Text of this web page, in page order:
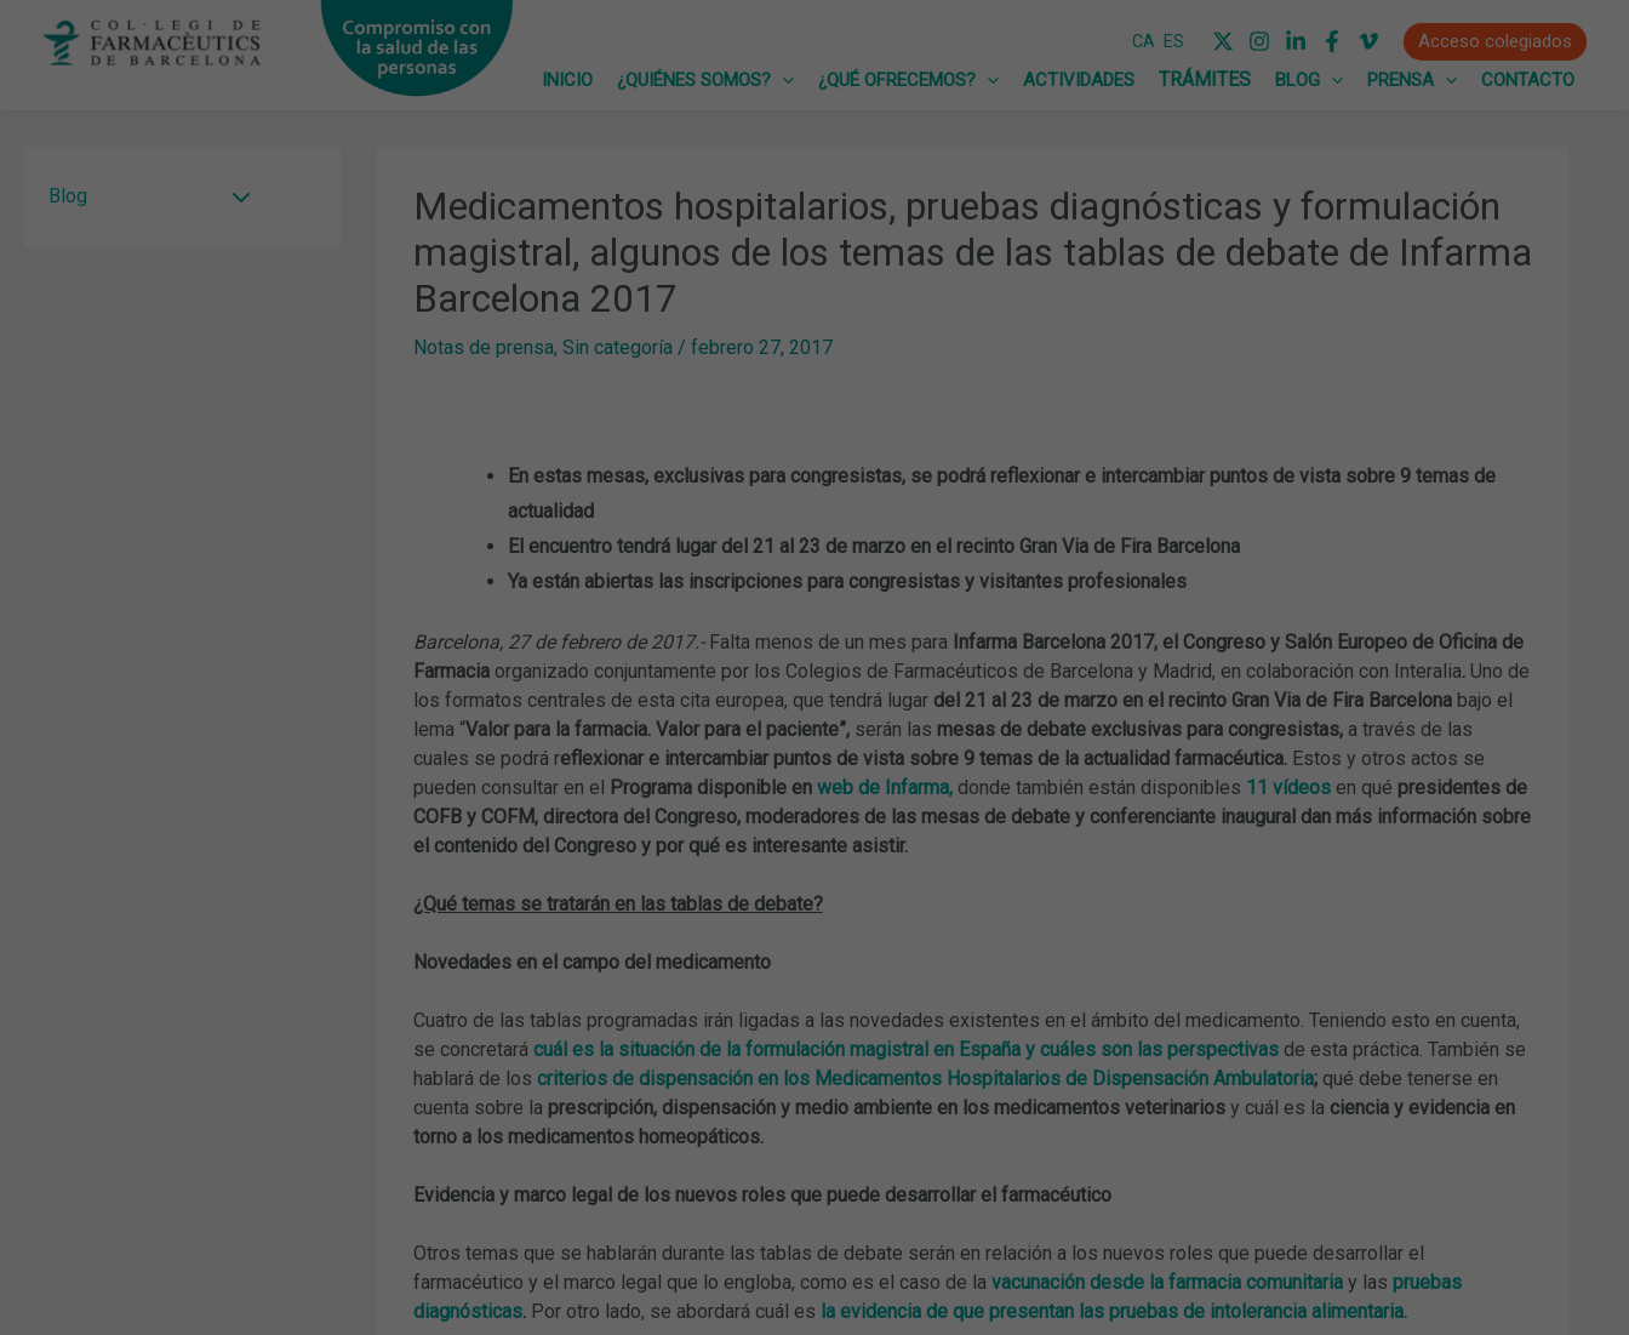
CA ES
Acceso colegiados
INICIO
¿QUIÉNES SOMOS? ¿QUÉ OFRECEMOS? ACTIVIDADES BLOG PRENSA CONTACTO
Blog
Medicamentos hospitalarios, pruebas diagnósticas y formulación
magistral, algunos de los temas de las tablas de debate de Infarma
Barcelona 2017
Notas de prensa, Sin categoría/ febrero 27, 2017
En estas mesas, exclusivas para congresistas, se podrá reflexionar e intercambiar puntos de vista sobre 9 temas de
actualidad
El encuentro tendrá lugar del 21 al 23 de marzo en el recinto Gran Via de Fira Barcelona
Ya están abiertas las inscripciones para congresistas y visitantes profesionales
Barcelona, 27 de febrero de 2017.- Falta menos de un mes para Infarma Barcelona 2017, el Congreso y Salón Europeo de Oficina de
Farmacia organizado conjuntamente por los Colegios de Farmacéuticos de Barcelona y Madrid, en colaboración con Interalia. Uno de
los formatos centrales de esta cita europea, que tendrá lugar del 21 al 23 de marzo en el recinto Gran Via de Fira Barcelonabajo el
lema “Valor para la farmacia. Valor para el paciente”,serán las mesas de debate exclusivas para congresistas,a través de las
cuales se podrá reflexionar e intercambiar puntos de vista sobre 9 temas de la actualidad farmacéutica.Estos y otros actos se
pueden consultar en el Programa disponible en web de Infarma, donde también están disponibles 11 vídeosen qué presidentes de
COFB y COFM, directora del Congreso, moderadores de las mesas de debate y conferenciante inaugural dan más información sobre
el contenido del Congreso y por qué es interesante asistir.
¿Qué temas se tratarán en las tablas de debate?
Novedades en el campo del medicamento
Cuatro de las tablas programadas irán ligadas a las novedades existentes en el ámbito del medicamento. Teniendo esto en cuenta,
se concretará cuál es la situación de la formulación magistral en España y cuáles son las perspectivasde esta práctica. También se
hablará de los criterios de dispensación en los Medicamentos Hospitalarios de Dispensación Ambulatoria; qué debe tenerse en
cuenta sobre la prescripción, dispensación y medio ambiente en los medicamentos veterinariosy cuál es la ciencia y evidencia en
torno a los medicamentos homeopáticos.
Evidencia y marco legal de los nuevos roles que puede desarrollar el farmacéutico
Otros temas que se hablarán durante las tablas de debate serán en relación a los nuevos roles que puede desarrollar el
farmacéutico y el marco legal que lo engloba, como es el caso de la vacunación desde la farmacia comunitariay las pruebas
diagnósticas. Por otro lado, se abordará cuál es la evidencia de que presentan las pruebas de intolerancia alimentaria.